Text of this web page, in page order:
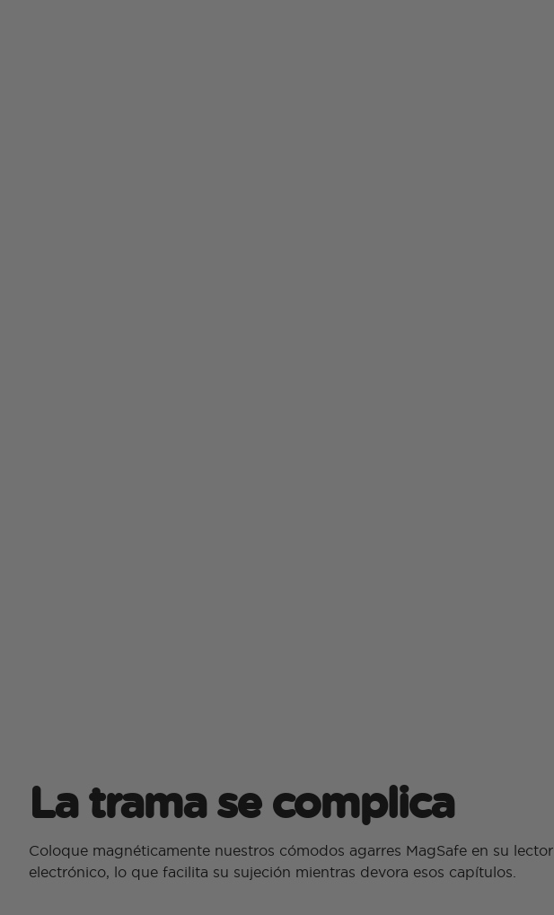
La trama se complica
Coloque magnéticamente nuestros cómodos agarres MagSafe en su lector
electrónico, lo que facilita su sujeción mientras devora esos capítulos.